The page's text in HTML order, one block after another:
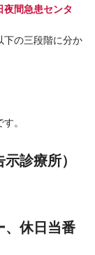
夜間急患センタ
下の三段階に分か
。
診療所）
、休日当番